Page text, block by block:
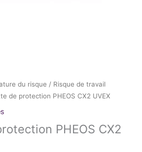
du risque / Risque de travail
de protection PHEOS CX2 UVEX
PHEOS CX2